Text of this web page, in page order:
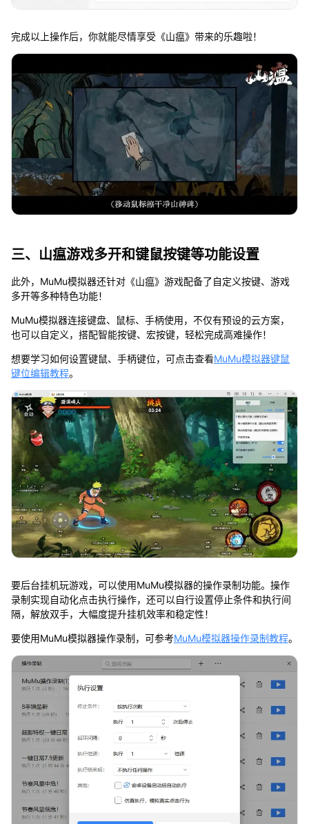
完成以上操作后，你就能尽情享受《山瘟》带来的乐趣啦！
三、山瘟游戏多开和键鼠按键等功能设置
此外，MuMu模拟器还针对《山瘟》游戏配备了自定义按键、游戏
多开等多种特色功能！
MuMu模拟器连接键盘、鼠标、手柄使用，不仅有预设的云方案，
也可以自定义，搭配智能按键、宏按键，轻松完成高难操作！
想要学习如何设置键鼠、手柄键位，可点击查看MuMu模拟器键鼠
键位编辑教程。
要后台挂机玩游戏，可以使用MuMu模拟器的操作录制功能。操作
录制实现自动化点击执行操作，还可以自行设置停止条件和执行间
隔，解放双手，大幅度提升挂机效率和稳定性！
要使用MuMu模拟器操作录制，可参考MuMu模拟器操作录制教程。